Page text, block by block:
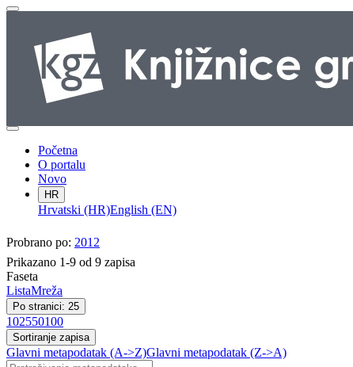
Početna
O portalu
Novo
HR
Hrvatski (HR)English (EN)
Probrano po: 2012
Prikazano 1-9 od 9 zapisa
Faseta
ListaMreža
Po stranici: 25
102550100
Sortiranje zapisa
Glavni metapodatak (A->Z)Glavni metapodatak (Z->A)